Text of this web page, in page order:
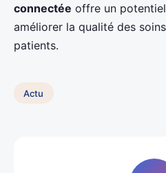
connectée offre un
améliorer la qualité des
patients.
Actu